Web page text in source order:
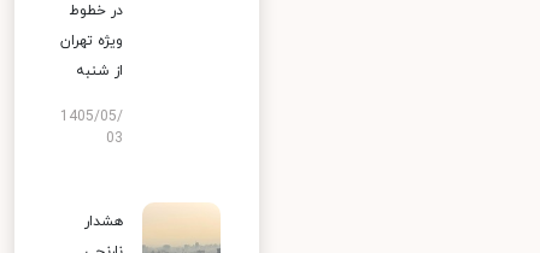
در خطوط
ویژه تهران
از شنبه
1405/05/
03
هشدار